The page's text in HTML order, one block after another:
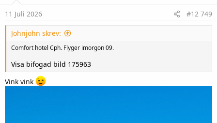
:
11 Juli 2026 #12 749
Johnjohn skrev:
Comfort hotel Cph. Flyger imorgon 09.
Visa bifogad bild 175963
Vink vink